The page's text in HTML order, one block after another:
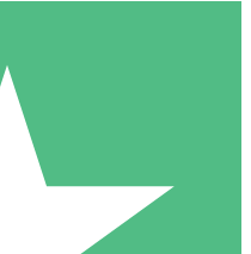
Individuali
Nessun impegno